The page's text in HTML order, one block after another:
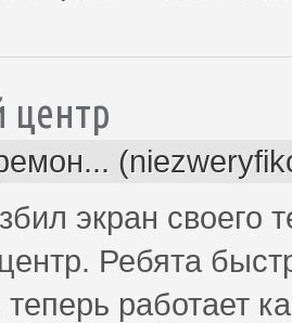
центр
экран своего
Ребята
теперь работает